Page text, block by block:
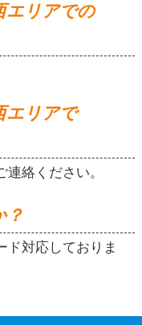
エリアでの
エリアで
絡ください。
？
ド対応しておりま